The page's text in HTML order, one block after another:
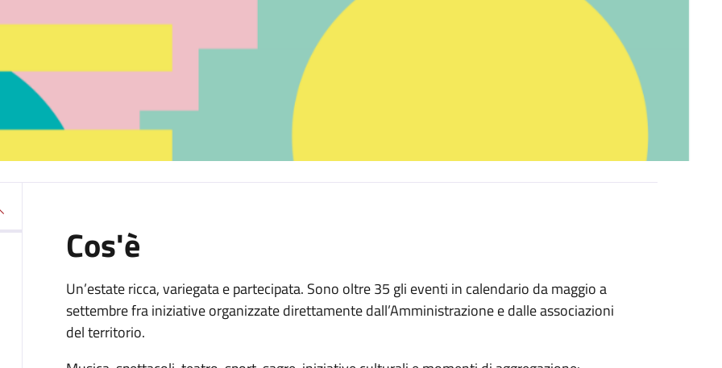
Cos'è
Un’estate ricca, variegata e partecipata. Sono oltre 35 gli eventi in calendario da maggio a
settembre fra iniziative organizzate direttamente dall’Amministrazione e dalle associazioni
del territorio.